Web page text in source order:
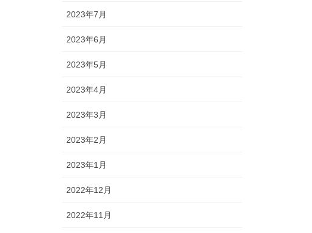
2023年7月
2023年6月
2023年5月
2023年4月
2023年3月
2023年2月
2023年1月
2022年12月
2022年11月